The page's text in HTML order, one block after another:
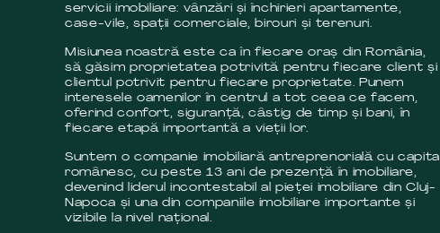
servicii imobiliare: vânzări și închirieri apartamente,
case-vile, spații comerciale, birouri și terenuri.
Misiunea noastră este ca în fiecare oraș din România,
să găsim proprietatea potrivită pentru fiecare client și
clientul potrivit pentru fiecare proprietate. Punem
interesele oamenilor în centrul a tot ceea ce facem,
oferind confort, siguranță, câstig de timp și bani, în
fiecare etapă importantă a vieții lor.
Suntem o companie imobiliară antreprenorială cu capital
românesc, cu peste 13 ani de prezență în imobiliare,
devenind liderul incontestabil al pieței imobiliare din Cluj-
Napoca și una din companiile imobiliare importante și
vizibile la nivel național.